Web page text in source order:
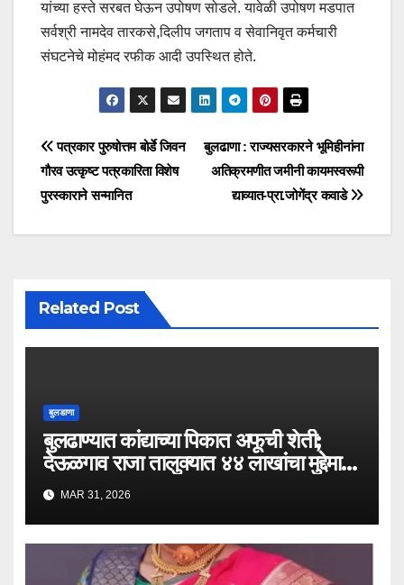
यांच्या हस्ते सरबत घेऊन उपोषण सोडले. यावेळी उपोषण मडपात
सर्वश्री नामदेव तारकसे,दिलीप जगताप व सेवानिवृत कर्मचारी
संघटनेचे मोहंमद रफीक आदी उपस्थित होते.
बुलढाणा : राज्यसरकारने भूमिहीनांना
अतिक्रमणीत जमीनी कायमस्वरूपी
द्याव्यात-प्रा.जोगेंद्र कवाडे
पत्रकार पुरुषोत्तम बोर्डे जिवन
गौरव उत्कृष्ट पत्रकारिता विशेष
पुरस्काराने सन्मानित
Related Post
बुलडाणा
बुलढाण्यात कांद्याच्या पिकात अफूची शेती;
देऊळगाव राजा तालुक्यात ४४ लाखांचा मुद्देमाल
जप्त..!
MAR 31, 2026